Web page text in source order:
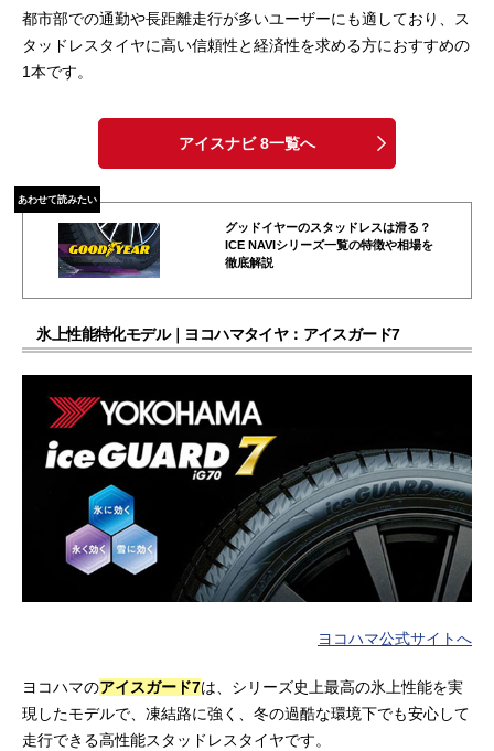
都市部での通勤や長距離走行が多いユーザーにも適しており、ス
タッドレスタイヤに高い信頼性と経済性を求める方におすすめの
1本です。
アイスナビ 8一覧へ
あわせて読みたい
グッドイヤーのスタッドレスは滑る？
ICE NAVIシリーズ一覧の特徴や相場を
徹底解説
氷上性能特化モデル｜ヨコハマタイヤ：アイスガード7
ヨコハマ公式サイトへ
ヨコハマのアイスガード7は、シリーズ史上最高の氷上性能を実
現したモデルで、凍結路に強く、冬の過酷な環境下でも安心して
走行できる高性能スタッドレスタイヤです。